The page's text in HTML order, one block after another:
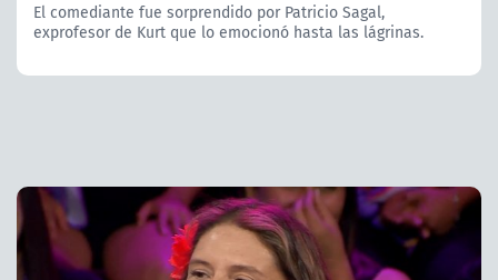
El comediante fue sorprendido por Patricio Sagal,
exprofesor de Kurt que lo emocionó hasta las lágrinas.